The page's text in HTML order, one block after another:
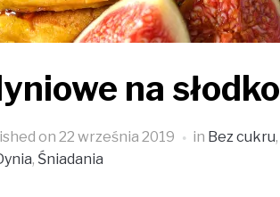
na słodko
on 22 września 2019 in Bez cukru,
, Śniadania